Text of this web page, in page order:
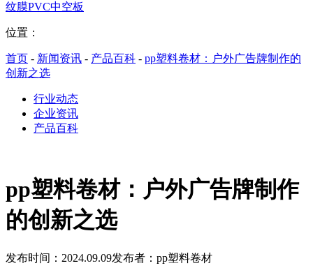
纹膜PVC中空板
位置：
首页 - 新闻资讯 - 产品百科 - pp塑料卷材：户外广告牌制作的
创新之选
行业动态
企业资讯
产品百科
pp塑料卷材：户外广告牌制作
的创新之选
发布时间：2024.09.09发布者：pp塑料卷材